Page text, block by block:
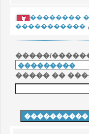
��������
�����������
�����/
����� ��